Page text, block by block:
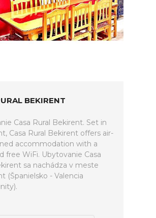
BEKIRENT
Casa Rural Bekirent. Set in
Casa Rural Bekirent offers air-
accommodation with a
free WiFi. Ubytovanie Casa
sa nachádza v meste
(Španielsko - Valencia